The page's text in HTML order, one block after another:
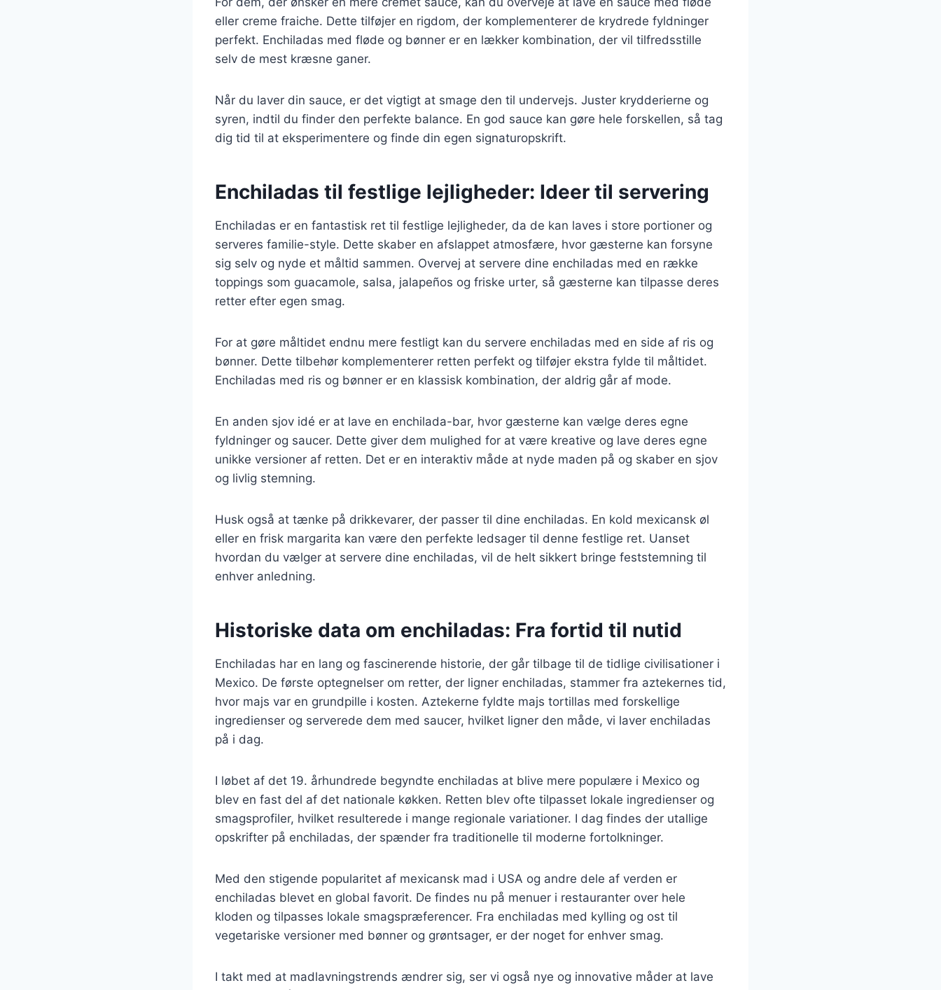
eller creme fraiche. Dette tilføjer en rigdom, der komplementerer de krydrede fyldninger
perfekt. Enchiladas med fløde og bønner er en lækker kombination, der vil tilfredsstille
selv de mest kræsne ganer.
Når du laver din sauce, er det vigtigt at smage den til undervejs. Juster krydderierne og
syren, indtil du finder den perfekte balance. En god sauce kan gøre hele forskellen, så tag
dig tid til at eksperimentere og finde din egen signaturopskrift.
Enchiladas til festlige lejligheder: Ideer til servering
Enchiladas er en fantastisk ret til festlige lejligheder, da de kan laves i store portioner og
serveres familie-style. Dette skaber en afslappet atmosfære, hvor gæsterne kan forsyne
sig selv og nyde et måltid sammen. Overvej at servere dine enchiladas med en række
toppings som guacamole, salsa, jalapeños og friske urter, så gæsterne kan tilpasse deres
retter efter egen smag.
For at gøre måltidet endnu mere festligt kan du servere enchiladas med en side af ris og
bønner. Dette tilbehør komplementerer retten perfekt og tilføjer ekstra fylde til måltidet.
Enchiladas med ris og bønner er en klassisk kombination, der aldrig går af mode.
En anden sjov idé er at lave en enchilada-bar, hvor gæsterne kan vælge deres egne
fyldninger og saucer. Dette giver dem mulighed for at være kreative og lave deres egne
unikke versioner af retten. Det er en interaktiv måde at nyde maden på og skaber en sjov
og livlig stemning.
Husk også at tænke på drikkevarer, der passer til dine enchiladas. En kold mexicansk øl
eller en frisk margarita kan være den perfekte ledsager til denne festlige ret. Uanset
hvordan du vælger at servere dine enchiladas, vil de helt sikkert bringe feststemning til
enhver anledning.
Historiske data om enchiladas: Fra fortid til nutid
Enchiladas har en lang og fascinerende historie, der går tilbage til de tidlige civilisationer i
Mexico. De første optegnelser om retter, der ligner enchiladas, stammer fra aztekernes tid,
hvor majs var en grundpille i kosten. Aztekerne fyldte majs tortillas med forskellige
ingredienser og serverede dem med saucer, hvilket ligner den måde, vi laver enchiladas
på i dag.
I løbet af det 19. århundrede begyndte enchiladas at blive mere populære i Mexico og
blev en fast del af det nationale køkken. Retten blev ofte tilpasset lokale ingredienser og
smagsprofiler, hvilket resulterede i mange regionale variationer. I dag findes der utallige
opskrifter på enchiladas, der spænder fra traditionelle til moderne fortolkninger.
Med den stigende popularitet af mexicansk mad i USA og andre dele af verden er
enchiladas blevet en global favorit. De findes nu på menuer i restauranter over hele
kloden og tilpasses lokale smagspræferencer. Fra enchiladas med kylling og ost til
vegetariske versioner med bønner og grøntsager, er der noget for enhver smag.
I takt med at madlavningstrends ændrer sig, ser vi også nye og innovative måder at lave